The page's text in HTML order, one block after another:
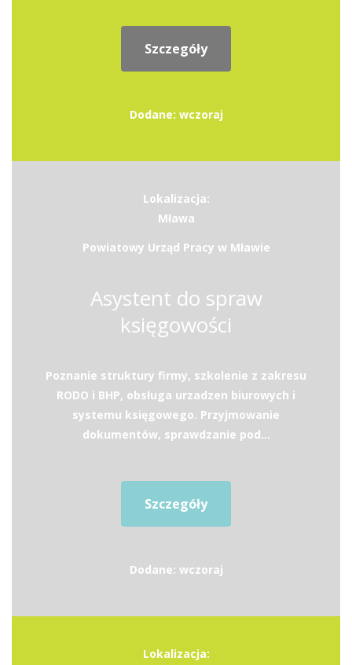
Szczegóły
Dodane: wczoraj
Lokalizacja:
Mława
Powiatowy Urząd Pracy w Mławie
Asystent do spraw
księgowości
Poznanie struktury firmy, szkolenie z zakresu
RODO i BHP, obsługa urzadzen biurowych i
systemu księgowego. Przyjmowanie
dokumentów, sprawdzanie pod...
Szczegóły
Dodane: wczoraj
Lokalizacja: